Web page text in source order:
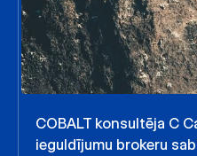
COBALT konsultēja C
ieguldījumu brokeru